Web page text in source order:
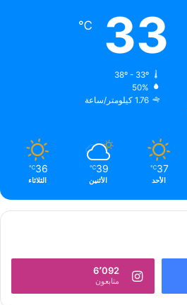
33
℃
38º - 33º
50%
1.76 كيلومتر/ساعة
37
℃
الأحد
39
℃
الأثنين
36
℃
الثلاثاء
6٬092
متابعون